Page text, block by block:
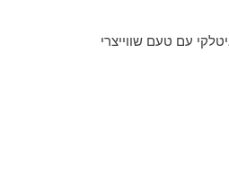
עם טעם שווייצרי